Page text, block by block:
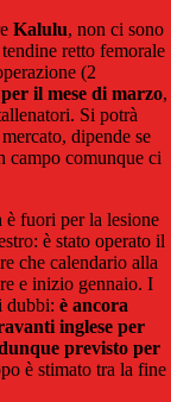
Kalulu, non ci sono
retto femorale
(2
il mese di marzo,
Si potrà
dipende se
campo comunque ci
è fuori per la lesione
è stato operato il
che calendario alla
e inizio gennaio. I
dubbi: è ancora
inglese per
previsto per
è stimato tra la fine